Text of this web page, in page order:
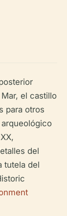
el castillo
para otros
del
tutela del